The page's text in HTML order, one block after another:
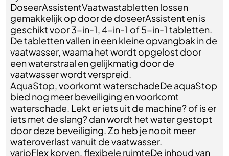
DoseerAssistentVaatwastabletten lossen
gemakkelijk op door de doseerAssistent en is
geschikt voor 3-in-1, 4-in-1 of 5-in-1 tabletten.
De tabletten vallen in een kleine opvangbak in de
vaatwasser, waarna het wordt opgelost door
een waterstraal en gelijkmatig door de
vaatwasser wordt verspreid.
AquaStop, voorkomt waterschadeDe aquaStop
bied nog meer beveiliging en voorkomt
waterschade. Lekt er iets uit de machine? of is er
iets met de slang? dan wordt het water gestopt
door deze beveiliging. Zo heb je nooit meer
wateroverlast vanuit de vaatwasser.
varioFlex korven, flexibele ruimteDe inhoud van